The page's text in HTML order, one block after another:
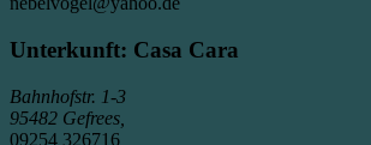
Unterkunft: Casa Cara
Bahnhofstr. 1-3
95482 Gefrees
09254 326716